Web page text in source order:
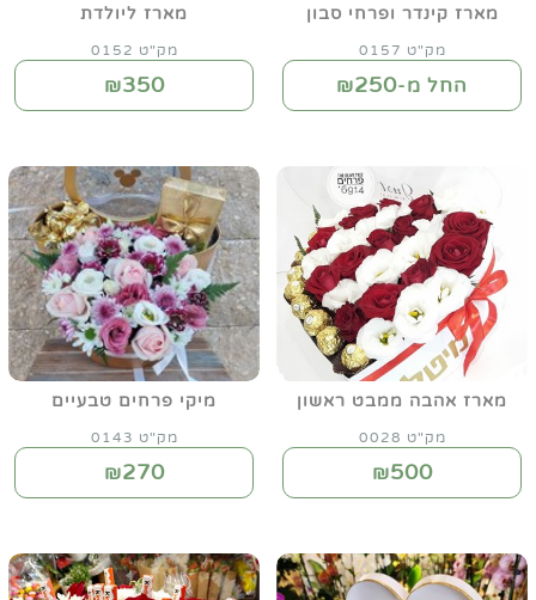
מארז קינדר ופרחי סבון
מק"ט 0157
החל מ-₪250
מארז ליולדת
מק"ט 0152
₪350
מארז אהבה ממבט ראשון
מק"ט 0028
₪500
מיקי פרחים טבעיים
מק"ט 0143
₪270